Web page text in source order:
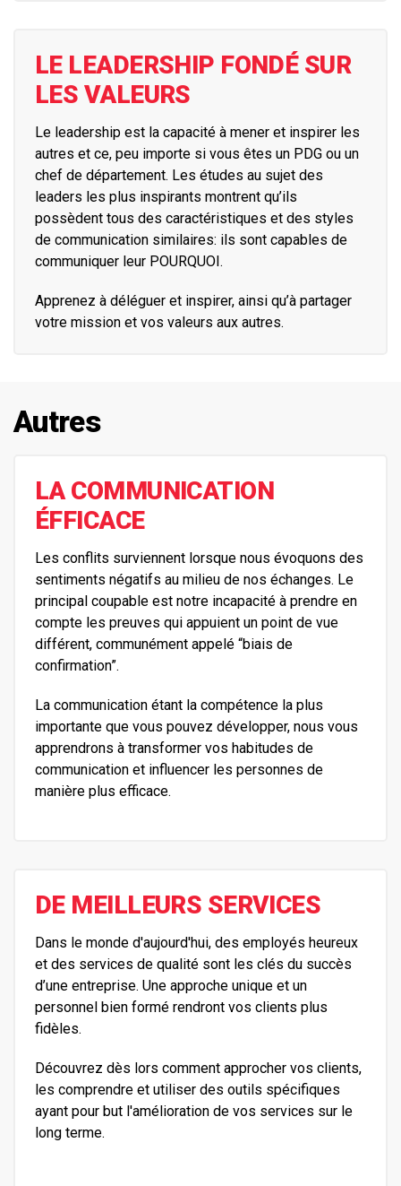
LE LEADERSHIP FONDÉ SUR
LES VALEURS
Le leadership est la capacité à mener et inspirer les
autres et ce, peu importe si vous êtes un PDG ou un
chef de département. Les études au sujet des
leaders les plus inspirants montrent qu’ils
possèdent tous des caractéristiques et des styles
de communication similaires: ils sont capables de
communiquer leur POURQUOI.
Apprenez à déléguer et inspirer, ainsi qu’à partager
votre mission et vos valeurs aux autres.
Autres
LA COMMUNICATION
ÉFFICACE
Les conflits surviennent lorsque nous évoquons des
sentiments négatifs au milieu de nos échanges. Le
principal coupable est notre incapacité à prendre en
compte les preuves qui appuient un point de vue
différent, communément appelé “biais de
confirmation”.
La communication étant la compétence la plus
importante que vous pouvez développer, nous vous
apprendrons à transformer vos habitudes de
communication et influencer les personnes de
manière plus efficace.
DE MEILLEURS SERVICES
Dans le monde d'aujourd'hui, des employés heureux
et des services de qualité sont les clés du succès
d’une entreprise. Une approche unique et un
personnel bien formé rendront vos clients plus
fidèles.
Découvrez dès lors comment approcher vos clients,
les comprendre et utiliser des outils spécifiques
ayant pour but l'amélioration de vos services sur le
long terme.